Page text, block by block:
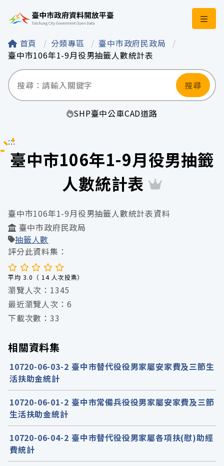
臺中市政府資料開
首頁 分類專區
臺中市政府民政局
臺中市106年1-9月役男抽籤人數統計表
搜尋
SHP臺中公車CAD道路
:::
臺中市106年1-9月役男抽籤
人數統計表
臺中市106年1-9月役男抽籤人數統計表資料
臺中市政府民政局
抽籤人數
評分此資料集：
平均 3.0（ 14 人次投票）
瀏覽人次：1345
最近瀏覽人次：6
下載次數：33
相關資料集
10720-06-03-2 臺中市替代役役男家屬安家費及三節生
活扶助金統計
10720-06-01-2 臺中市常備兵役役男家屬安家費及三節
生活扶助金統計
10720-06-04-2 臺中市替代役役男家屬各項扶(慰)助經
費統計